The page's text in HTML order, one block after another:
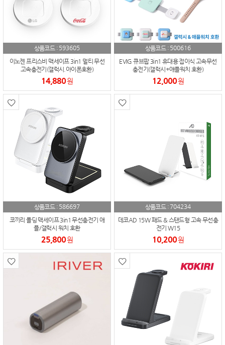
상품코드 : 593605
이노젠 프리스비 맥세이프 3in1 멀티 무선
고속충전기(갤럭시.아이폰호환)
14,880원
상품코드 : 500616
EVIG 큐브팝 3in1 휴대용 접이식 고속무선
충전기(갤럭시+애플워치 호환)
12,000원
상품코드 : 586697
코끼리 폴딩 맥세이프 3in1 무선충전기 애
플/갤럭시 워치 호환
25,800원
상품코드 : 704234
데코AD 15W 패드 & 스탠드형 고속 무선충
전기 W15
10,200원